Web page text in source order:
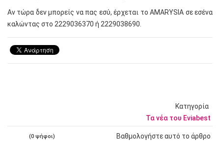
Κατηγορία
Τα νέα του Eviabest
Βαθμολογήστε αυτό το άρθρο
(0 ψήφοι)
Αν τώρα δεν μπορείς να πας εσύ, έρχεται το AMARYSIA σε εσένα
καλώντας στο 2229036370 ή 2229038690.